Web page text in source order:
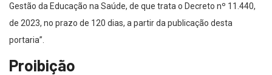
Gestão da Educação na Saúde, de que trata o Decreto nº 11.440,
de 2023, no prazo de 120 dias, a partir da publicação desta
portaria”.
Proibição